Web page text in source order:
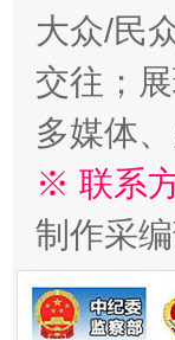
大众/民
交往；
多媒体
※ 联系
制作采编